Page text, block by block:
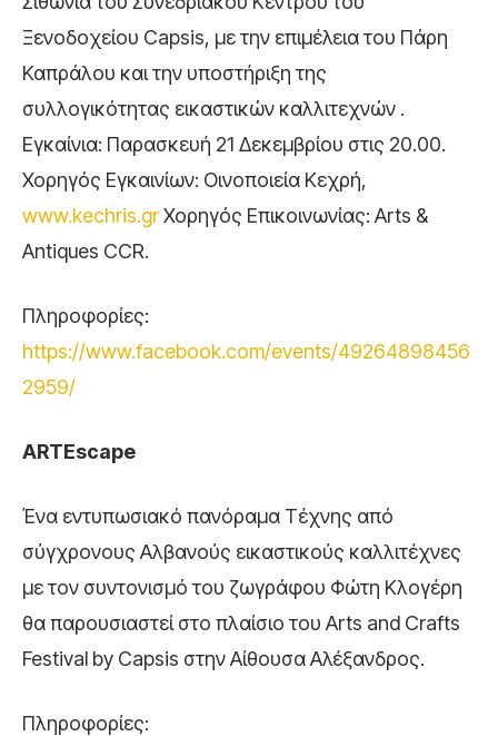
Ξενοδοχείου Capsis, με την επιμέλεια του Πάρη
Καπράλου και την υποστήριξη της
συλλογικότητας εικαστικών καλλιτεχνών .
Εγκαίνια: Παρασκευή 21 Δεκεμβρίου στις 20.00.
Χορηγός Εγκαινίων: Οινοποιεία Κεχρή,
www.kechris.grΧορηγός Επικοινωνίας: Arts &
Antiques CCR.
Πληροφορίες:
https://www.facebook.com/events/49264898456
2959/
ARTEscape
Ένα εντυπωσιακό πανόραμα Τέχνης από
σύγχρονους Αλβανούς εικαστικούς καλλιτέχνες
με τον συντονισμό του ζωγράφου Φώτη Κλογέρη
θα παρουσιαστεί στο πλαίσιο του Arts and Crafts
Festival by Capsis στην Αίθουσα Αλέξανδρος.
Πληροφορίες: